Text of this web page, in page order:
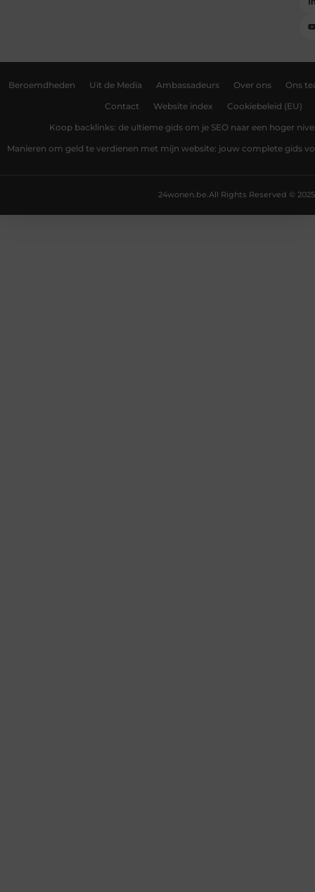
Beroemdheden Uit de Media Ambassadeurs Over ons Ons
Contact Website index Cookiebeleid (EU)
Koop backlinks: de ultieme gids om je SEO naar een hoger
Manieren om geld te verdienen met mijn website: jouw complete gids
All Rights Reserved © 2025
24wonen.be.